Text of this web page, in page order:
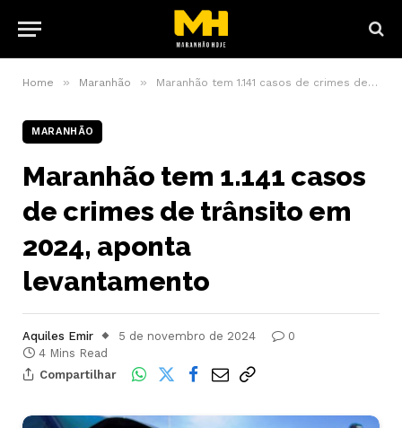
Home » Maranhão » Maranhão tem 1.141 casos de crimes de trânsito em 2024, aponta levantamento
MARANHÃO
Maranhão tem 1.141 casos
de crimes de trânsito em
2024, aponta
levantamento
Aquiles Emir 5 de novembro de 2024
0
4 Mins Read
Compartilhar